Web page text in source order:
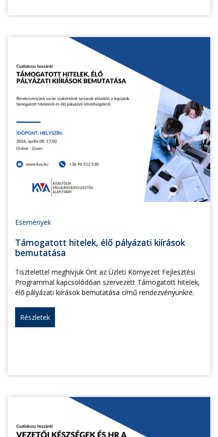
Események
Támogatott hitelek, élő pályázati kiírások
bemutatása
Tisztelettel meghívjuk Önt az Üzleti Környezet Fejlesztési
Programmal kapcsolódóan szervezett Támogatott hitelek,
élő pályázati kiírások bemutatása című rendezvényünkre.
Részletek